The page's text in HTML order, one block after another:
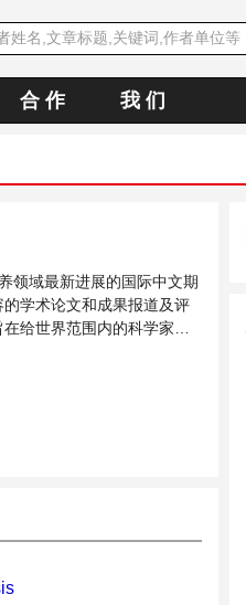
合 作 我 们
领域最新进展的国际中文期
学术论文和成果报道及评
给世界范围内的科学家、
台。